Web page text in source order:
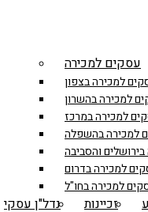
עסקים למכירה
למכירה בצפון
למכירה בהשרון
למכירה במרכז
למכירה בהשפלה
והסביבה
למכירה בדרום
למכירה בחו"ל
זכיינות
נדל"ן עסקי